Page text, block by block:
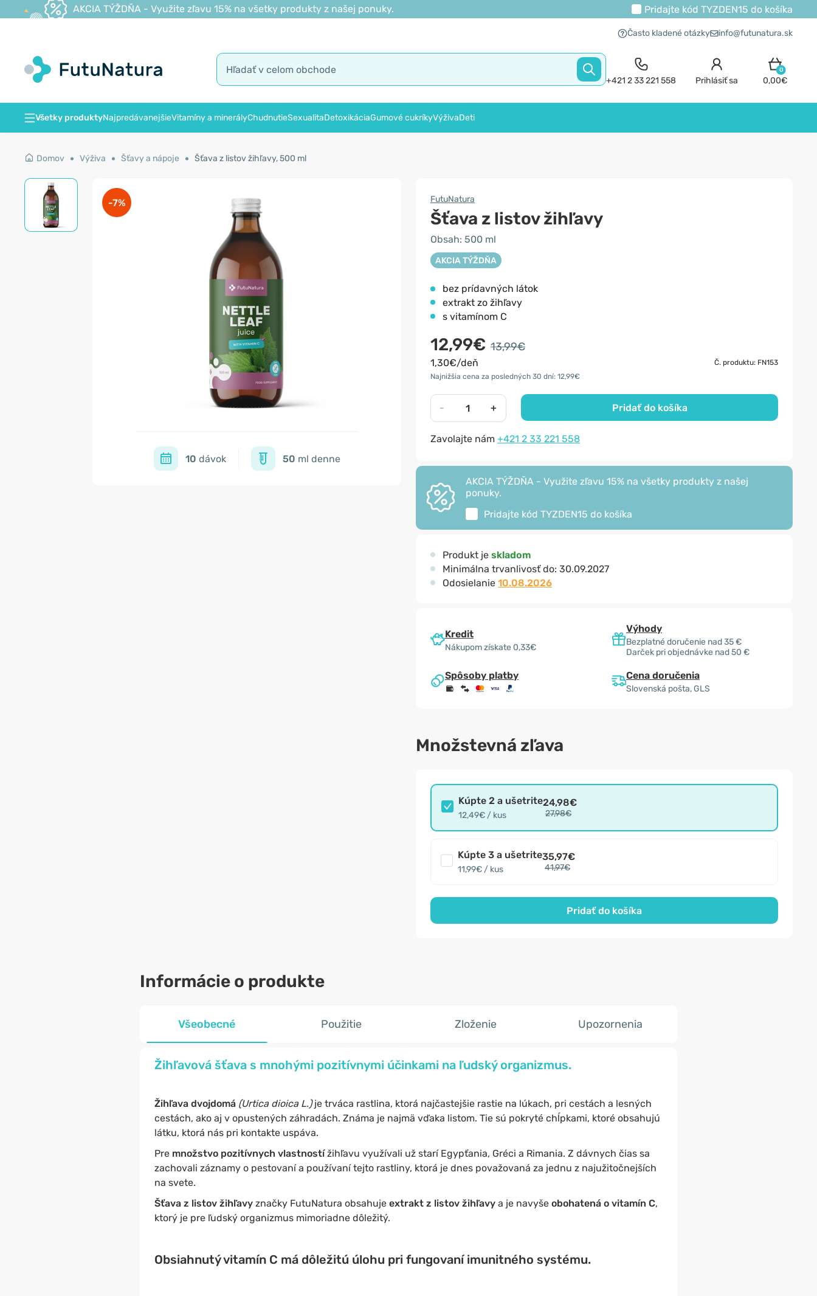
AKCIA TÝŽDŇA - Využite zľavu 15% na všetky produkty z našej ponuky. Pridajte kód TYZDEN15 do košíka
Často kladené otázky info@futunatura.sk
+421 2 33 221 558 Prihlásiť sa
0
0,00€
Všetky produktyNajpredávanejšieVitamíny a minerályChudnutieSexualitaDetoxikáciaGumové cukríkyVýživaDeti
Domov Výživa Šťavy a nápoje Šťava z listov žihľavy, 500 ml
-7%
10 dávok 50 ml denne
FutuNatura
Šťava z listov žihľavy
Obsah: 500 ml
AKCIA TÝŽDŇA
bez prídavných látok
extrakt zo žihľavy
s vitamínom C
12,99€ 13,99€
1,30€/deň
Č. produktu: FN153
Najnižšia cena za posledných 30 dní: 12,99€
- + Pridať do košíka
Zavolajte nám +421 2 33 221 558
AKCIA TÝŽDŇA - Využite zľavu 15% na všetky produkty z našej
ponuky.
Pridajte kód TYZDEN15 do košíka
Produkt je skladom
Minimálna trvanlivosť do: 30.09.2027
Odosielanie 10.08.2026
Kredit
Nákupom získate 0,33€
Výhody
Bezplatné doručenie nad 35 €
Darček pri objednávke nad 50 €
Spôsoby platby Cena doručenia
Slovenská pošta, GLS
Množstevná zľava
Kúpte 2 a ušetrite
12,49€ / kus
24,98€
27,98€
Kúpte 3 a ušetrite
11,99€ / kus
35,97€
41,97€
Pridať do košíka
Informácie o produkte
Všeobecné Použitie Zloženie Upozornenia
Žihľavová šťava s mnohými pozitívnymi účinkami na ľudský organizmus.
Žihľava dvojdomá (Urtica dioica L.)je trváca rastlina, ktorá najčastejšie rastie na lúkach, pri cestách a lesných
cestách, ako aj v opustených záhradách. Známa je najmä vďaka listom. Tie sú pokryté chĺpkami, ktoré obsahujú
látku, ktorá nás pri kontakte uspáva.
Pre množstvo pozitívnych vlastnostížihľavu využívali už starí Egypťania, Gréci a Rimania. Z dávnych čias sa
zachovali záznamy o pestovaní a používaní tejto rastliny, ktorá je dnes považovaná za jednu z najužitočnejších
na svete.
Šťava z listov žihľavy značky FutuNatura obsahuje extrakt z listov žihľavy a je navyše obohatená o vitamín C,
ktorý je pre ľudský organizmus mimoriadne dôležitý.
Obsiahnutý vitamín C má dôležitú úlohu pri fungovaní imunitného systému.